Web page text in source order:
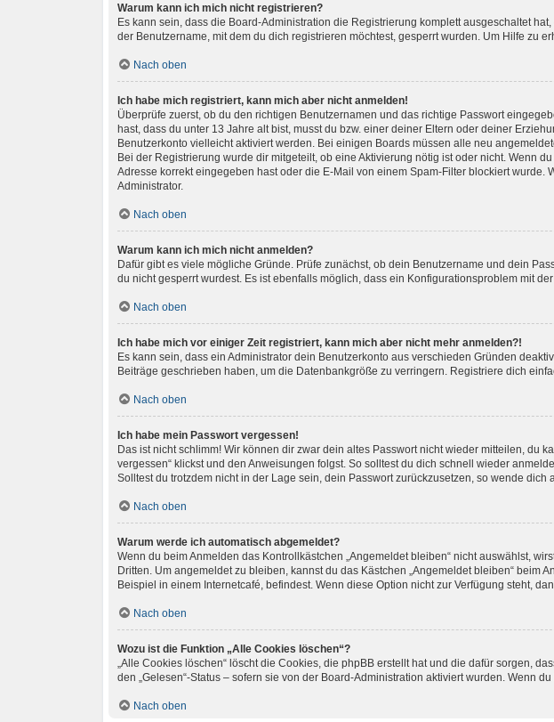
Warum kann ich mich nicht registrieren?
Es kann sein, dass die Board-Administration die Registrierung komplett ausgeschaltet
der Benutzername, mit dem du dich registrieren möchtest, gesperrt wurden. Um Hilfe zu
Nach oben
Ich habe mich registriert, kann mich aber nicht anmelden!
Überprüfe zuerst, ob du den richtigen Benutzernamen und das richtige Passwort
hast, dass du unter 13 Jahre alt bist, musst du bzw. einer deiner Eltern oder deiner
Benutzerkonto vielleicht aktiviert werden. Bei einigen Boards müssen alle neu
Bei der Registrierung wurde dir mitgeteilt, ob eine Aktivierung nötig ist oder nicht. Wenn
Adresse korrekt eingegeben hast oder die E-Mail von einem Spam-Filter blockiert
Administrator.
Nach oben
Warum kann ich mich nicht anmelden?
Dafür gibt es viele mögliche Gründe. Prüfe zunächst, ob dein Benutzername und dein
du nicht gesperrt wurdest. Es ist ebenfalls möglich, dass ein Konfigurationsproblem mit
Nach oben
Ich habe mich vor einiger Zeit registriert, kann mich aber nicht mehr anmelden?!
Es kann sein, dass ein Administrator dein Benutzerkonto aus verschieden Gründen
Beiträge geschrieben haben, um die Datenbankgröße zu verringern. Registriere dich
Nach oben
Ich habe mein Passwort vergessen!
Das ist nicht schlimm! Wir können dir zwar dein altes Passwort nicht wieder mitteilen, du
vergessen“ klickst und den Anweisungen folgst. So solltest du dich schnell wieder
Solltest du trotzdem nicht in der Lage sein, dein Passwort zurückzusetzen, so wende dich
Nach oben
Warum werde ich automatisch abgemeldet?
Wenn du beim Anmelden das Kontrollkästchen „Angemeldet bleiben“ nicht auswählst,
Dritten. Um angemeldet zu bleiben, kannst du das Kästchen „Angemeldet bleiben“
Beispiel in einem Internetcafé, befindest. Wenn diese Option nicht zur Verfügung steht,
Nach oben
Wozu ist die Funktion „Alle Cookies löschen“?
„Alle Cookies löschen“ löscht die Cookies, die phpBB erstellt hat und die dafür sorgen,
den „Gelesen“-Status – sofern sie von der Board-Administration aktiviert wurden. Wenn
Nach oben